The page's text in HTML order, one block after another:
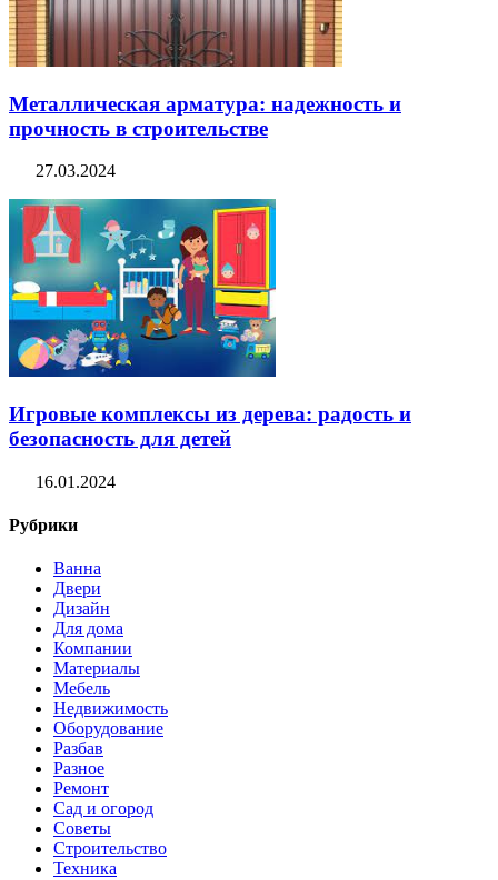
Металлическая арматура: надежность и
прочность в строительстве
27.03.2024
Игровые комплексы из дерева: радость и
безопасность для детей
16.01.2024
Рубрики
Ванна
Двери
Дизайн
Для дома
Компании
Материалы
Мебель
Недвижимость
Оборудование
Разбав
Разное
Ремонт
Сад и огород
Советы
Строительство
Техника